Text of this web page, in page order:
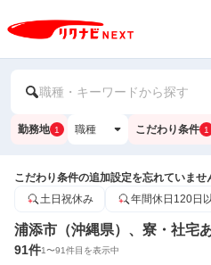
職種・キーワードから探す
勤務地 1 職種 こだわり条件 1
こだわり条件の追加設定を忘れていませ
土日祝休み
年間休日120日
浦添市（沖縄県）、寮・社宅
91件1〜91件目を表示中